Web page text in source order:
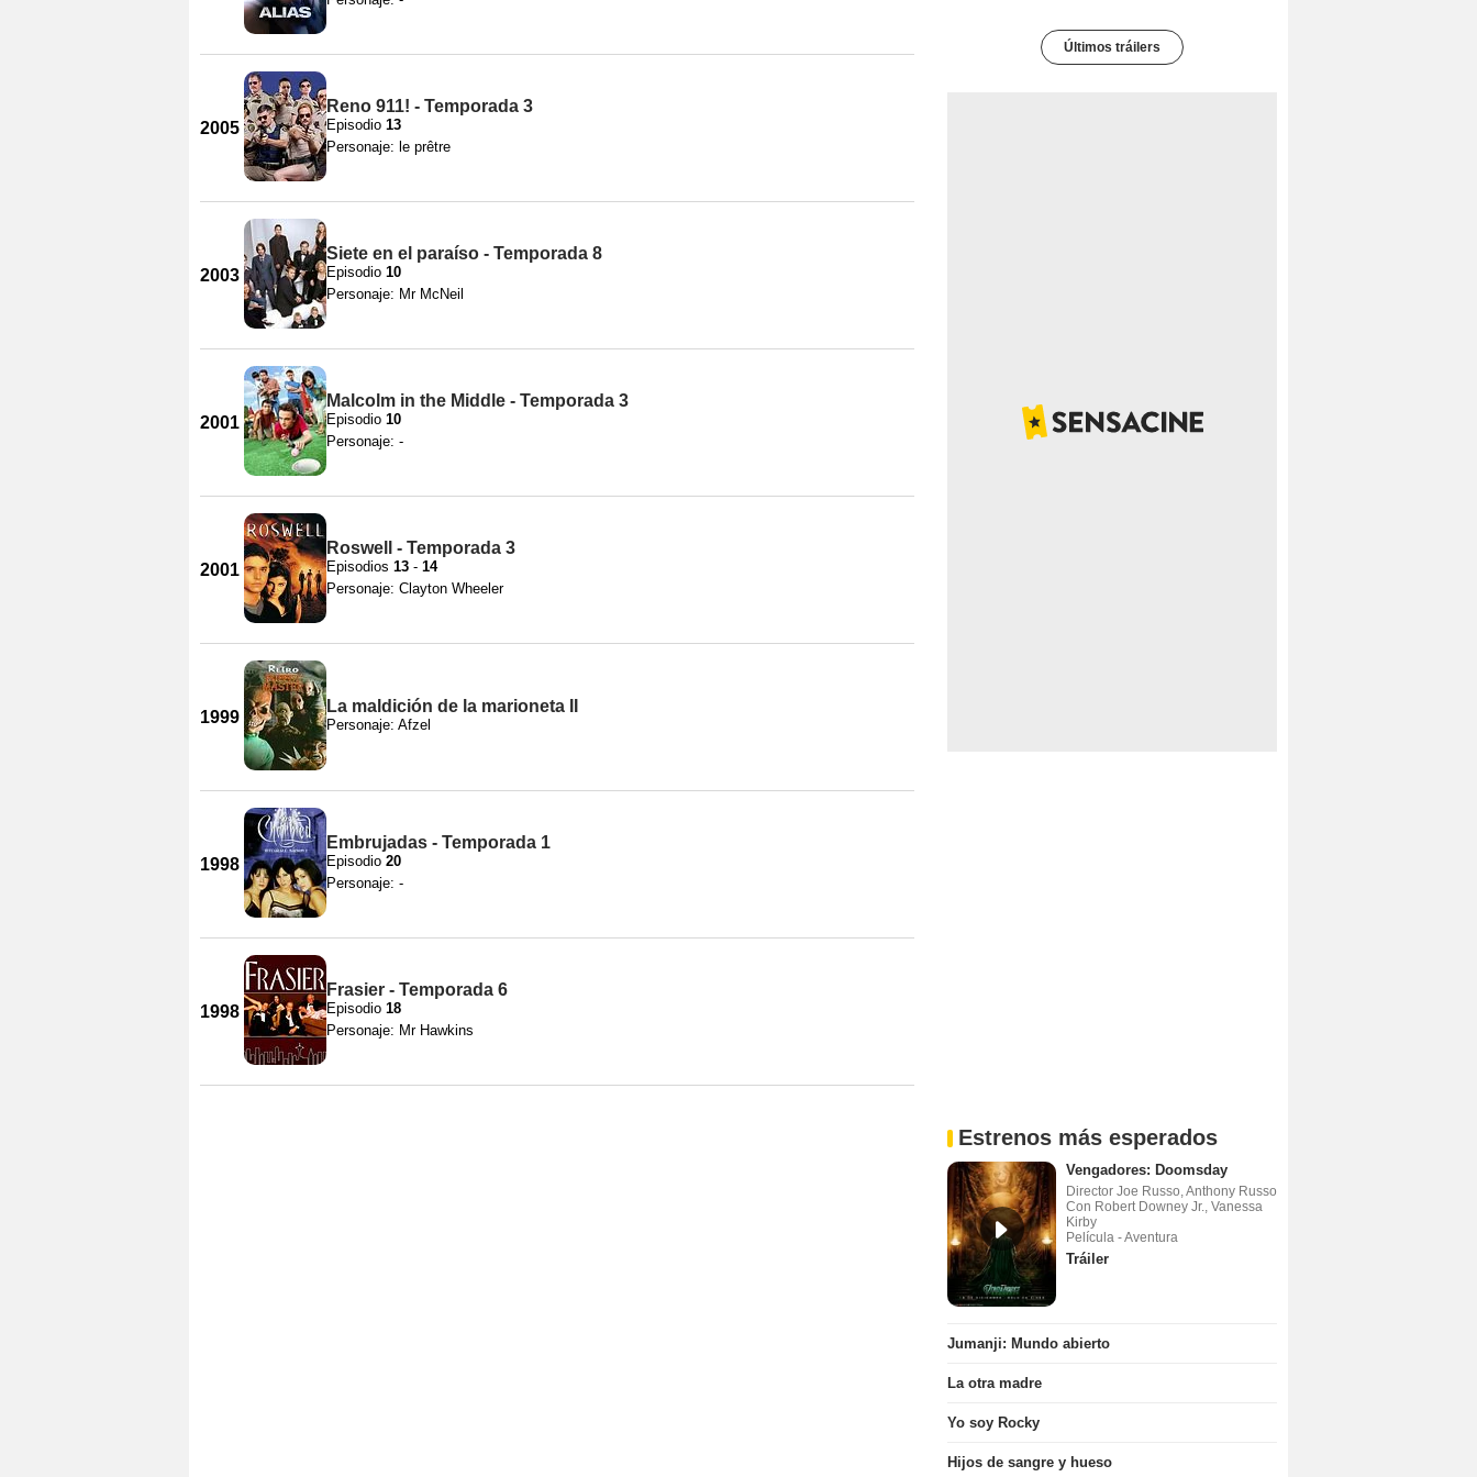
2005
Reno 911! - Temporada 3
Episodio 13
Personaje: le prêtre
2003
Siete en el paraíso - Temporada 8
Episodio 10
Personaje: Mr McNeil
2001
Malcolm in the Middle - Temporada 3
Episodio 10
Personaje: -
2001
Roswell - Temporada 3
Episodios 13 - 14
Personaje: Clayton Wheeler
1999
La maldición de la marioneta II
Personaje: Afzel
1998
Embrujadas - Temporada 1
Episodio 20
Personaje: -
1998
Frasier - Temporada 6
Episodio 18
Personaje: Mr Hawkins
Últimos tráilers
Estrenos más esperados
Vengadores: Doomsday
Director Joe Russo, Anthony Russo
Con Robert Downey Jr., Vanessa
Kirby
Película - Aventura
Tráiler
Jumanji: Mundo abierto
La otra madre
Yo soy Rocky
Hijos de sangre y hueso